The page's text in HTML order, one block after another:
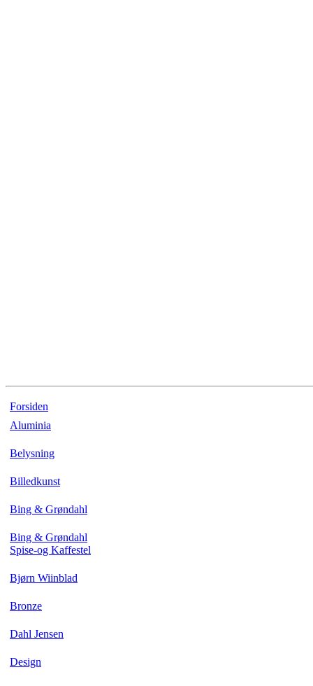
Forsiden
Aluminia
Belysning
Billedkunst
Bing & Grøndahl
Bing & Grøndahl
Spise-og Kaffestel
Bjørn Wiinblad
Bronze
Dahl Jensen
Design